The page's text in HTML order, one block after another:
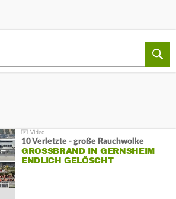
10 Verletzte - große Rauchwolke
GROSSBRAND IN GERNSHEIM E
NDLICH GELÖSCHT